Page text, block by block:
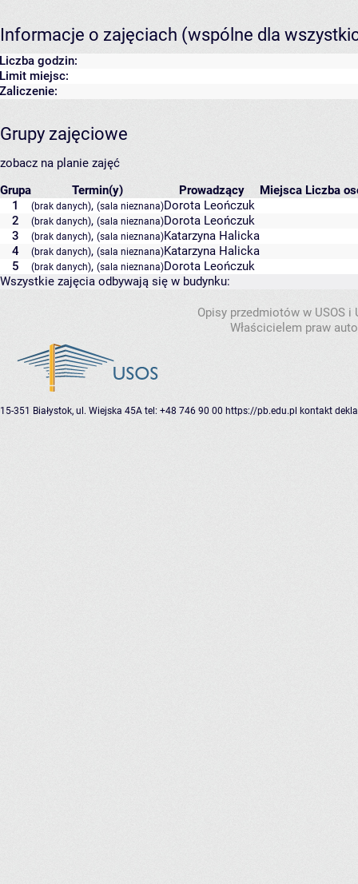
Informacje o zajęciach (wspólne dla
Liczba godzin:
Limit miejsc:
Zaliczenie:
Grupy zajęciowe
zobacz na planie zajęć
Grupa
Termin(y) Prowadzący Miejsca Liczba
1
(brak danych), (sala nieznana)Dorota Leończuk
2
(brak danych), (sala nieznana)Dorota Leończuk
3
(brak danych), (sala nieznana)Katarzyna Halicka
4
(brak danych), (sala nieznana)Katarzyna Halicka
5
(brak danych), (sala nieznana)Dorota Leończuk
Wszystkie zajęcia odbywają się w budynku:
Opisy przedmiotów w USOS
Właścicielem praw
15-351 Białystok, ul. Wiejska 45A tel: +48 746 90 00 https://pb.edu.pl kontakt